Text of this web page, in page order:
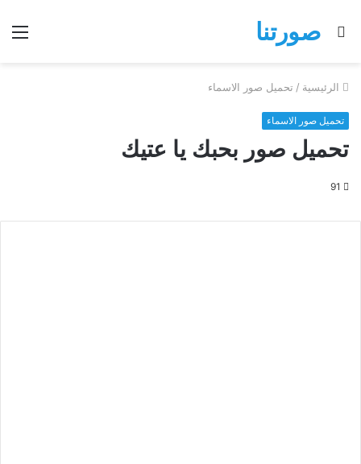
صورتنا
بحث
الرئيسية / تحميل صور الاسماء
تحميل صور الاسماء
تحميل صور بحبك يا عتيك
91